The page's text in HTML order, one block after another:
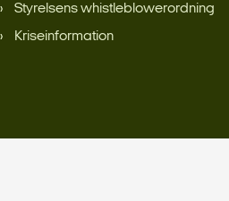
Styrelsens whistleblowerordning
Kriseinformation